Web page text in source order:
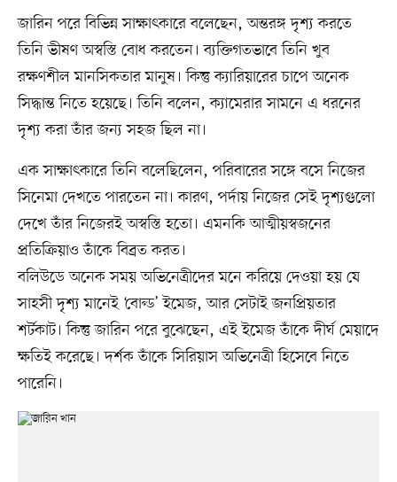
জারিন পরে বিভিন্ন সাক্ষাৎকারে বলেছেন, অন্তরঙ্গ দৃশ্য করতে
তিনি ভীষণ অস্বস্তি বোধ করতেন। ব্যক্তিগতভাবে তিনি খুব
রক্ষণশীল মানসিকতার মানুষ। কিন্তু ক্যারিয়ারের চাপে অনেক
সিদ্ধান্ত নিতে হয়েছে। তিনি বলেন, ক্যামেরার সামনে এ ধরনের
দৃশ্য করা তাঁর জন্য সহজ ছিল না।
এক সাক্ষাৎকারে তিনি বলেছিলেন, পরিবারের সঙ্গে বসে নিজের
সিনেমা দেখতে পারতেন না। কারণ, পর্দায় নিজের সেই দৃশ্যগুলো
দেখে তাঁর নিজেরই অস্বস্তি হতো। এমনকি আত্মীয়স্বজনের
প্রতিক্রিয়াও তাঁকে বিব্রত করত।
বলিউডে অনেক সময় অভিনেত্রীদের মনে করিয়ে দেওয়া হয় যে
সাহসী দৃশ্য মানেই ‘বোল্ড’ ইমেজ, আর সেটাই জনপ্রিয়তার
শর্টকাট। কিন্তু জারিন পরে বুঝেছেন, এই ইমেজ তাঁকে দীর্ঘ মেয়াদে
ক্ষতিই করেছে। দর্শক তাঁকে সিরিয়াস অভিনেত্রী হিসেবে নিতে
পারেনি।